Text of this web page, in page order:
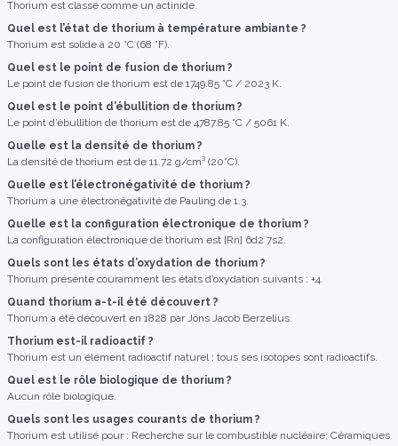
Thorium est classé comme un actinide.
Quel est l’état de thorium à température ambiante ?
Thorium est solide à 20 °C (68 °F).
Quel est le point de fusion de thorium ?
Le point de fusion de thorium est de 1749.85 °C / 2023 K.
Quel est le point d’ébullition de thorium ?
Le point d’ébullition de thorium est de 4787.85 °C / 5061 K.
Quelle est la densité de thorium ?
La densité de thorium est de 11.72 g/cm³ (20°C).
Quelle est l’électronégativité de thorium ?
Thorium a une électronégativité de Pauling de 1.3.
Quelle est la configuration électronique de thorium ?
La configuration électronique de thorium est [Rn] 6d2 7s2.
Quels sont les états d’oxydation de thorium ?
Thorium présente couramment les états d’oxydation suivants : +4.
Quand thorium a-t-il été découvert ?
Thorium a été découvert en 1828 par Jöns Jacob Berzelius.
Thorium est-il radioactif ?
Thorium est un élément radioactif naturel ; tous ses isotopes sont radioactifs.
Quel est le rôle biologique de thorium ?
Aucun rôle biologique.
Quels sont les usages courants de thorium ?
Thorium est utilisé pour : Recherche sur le combustible nucléaire; Céramiques